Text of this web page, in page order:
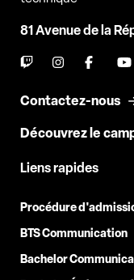
81 Avenue de la
Contactez-nous
Découvrez le
Liens rapides
Procédure
BTS Communication
Bachelor